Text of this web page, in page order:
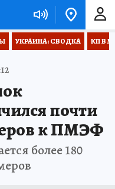
УКРАИНА: СВОДКА КП В
почти
к ПМЭФ
более 180